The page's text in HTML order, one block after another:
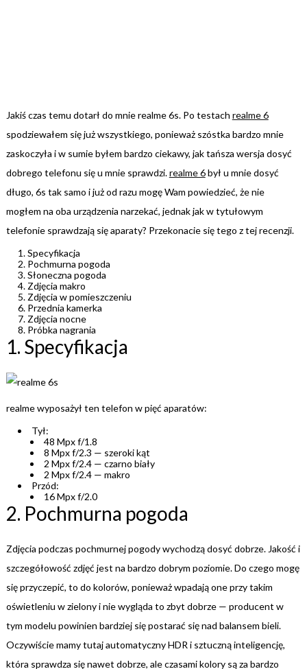
Jakiś czas temu dotarł do mnie realme 6s. Po testach realme 6
spodziewałem się już wszystkiego, ponieważ szóstka bardzo mnie
zaskoczyła i w sumie byłem bardzo ciekawy, jak tańsza wersja dosyć
dobrego telefonu się u mnie sprawdzi.realme 6był u mnie dosyć
długo, 6s tak samo i już od razu mogę Wam powiedzieć, że nie
mogłem na oba urządzenia narzekać, jednak jak w tytułowym
telefonie sprawdzają się aparaty? Przekonacie się tego z tej recenzji.
Specyfikacja
Pochmurna pogoda
Słoneczna pogoda
Zdjęcia makro
Zdjęcia w pomieszczeniu
Przednia kamerka
Zdjęcia nocne
Próbka nagrania
1. Specyfikacja
realme wyposażył ten telefon w pięć aparatów:
Tył:
48 Mpx f/1.8
8 Mpx f/2.3 — szeroki kąt
2 Mpx f/2.4 — czarno biały
2 Mpx f/2.4 — makro
Przód:
16 Mpx f/2.0
2. Pochmurna pogoda
Zdjęcia podczas pochmurnej pogody wychodzą dosyć dobrze. Jakość i
szczegółowość zdjęć jest na bardzo dobrym poziomie. Do czego mogę
się przyczepić, to do kolorów, ponieważ wpadają one przy takim
oświetleniu w zielony i nie wygląda to zbyt dobrze — producent w
tym modelu powinien bardziej się postarać się nad balansem bieli.
Oczywiście mamy tutaj automatyczny HDR i sztuczną inteligencję,
która sprawdza się nawet dobrze, ale czasami kolory są za bardzo